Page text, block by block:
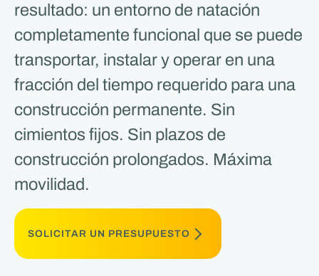
resultado: un entorno de natación
completamente funcional que se puede
transportar, instalar y operar en una
fracción del tiempo requerido para una
construcción permanente. Sin
cimientos fijos. Sin plazos de
construcción prolongados. Máxima
movilidad.
SOLICITAR UN PRESUPUESTO